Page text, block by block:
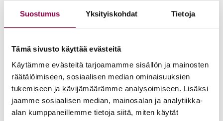
Suostumus Yksityiskohdat Tietoja
Tämä sivusto käyttää evästeitä
Käytämme evästeitä tarjoamamme sisällön ja mainosten
räätälöimiseen, sosiaalisen median ominaisuuksien
tukemiseen ja kävijämäärämme analysoimiseen. Lisäksi
jaamme sosiaalisen median, mainosalan ja analytiikka-
alan kumppaneillemme tietoja siitä, miten käytät
Juh­la­ken­gät ja ki­peät ja­lat – 5 VINK­KIÄ,
JOIL­LA HEL­PO­TAT JAL­KA­SÄR­KYÄ